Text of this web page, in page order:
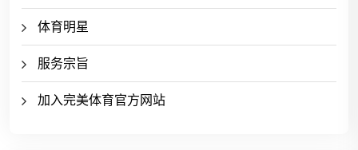
体育明星
服务宗旨
加入完美体育官方网站